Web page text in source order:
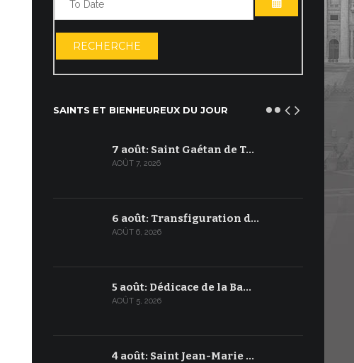
OUVRIR LE
RECHERCHE
SAINTS ET BIENHEUREUX DU JOUR
7 août: Saint Gaétan de T…
AOÛT 7, 2026
6 août: Transfiguration d…
AOÛT 6, 2026
5 août: Dédicace de la Ba…
AOÛT 5, 2026
4 août: Saint Jean-Marie …